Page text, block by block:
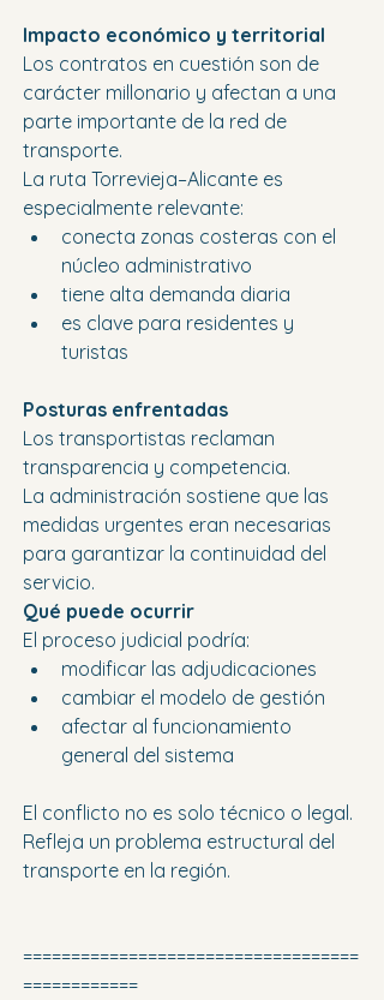
Impacto económico y territorial
Los contratos en cuestión son de
carácter millonario y afectan a una
parte importante de la red de
transporte.
La ruta Torrevieja–Alicante es
especialmente relevante:
conecta zonas costeras con el
núcleo administrativo
tiene alta demanda diaria
es clave para residentes y
turistas
Posturas enfrentadas
Los transportistas reclaman
transparencia y competencia.
La administración sostiene que las
medidas urgentes eran necesarias
para garantizar la continuidad del
servicio.
Qué puede ocurrir
El proceso judicial podría:
modificar las adjudicaciones
cambiar el modelo de gestión
afectar al funcionamiento
general del sistema
El conflicto no es solo técnico o legal.
Refleja un problema estructural del
transporte en la región.
===================================
============